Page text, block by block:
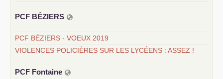
PCF BÉZIERS
PCF BÉZIERS - VOEUX 2019
VIOLENCES POLICIÈRES SUR LES LYCÉENS : ASSEZ !
PCF Fontaine